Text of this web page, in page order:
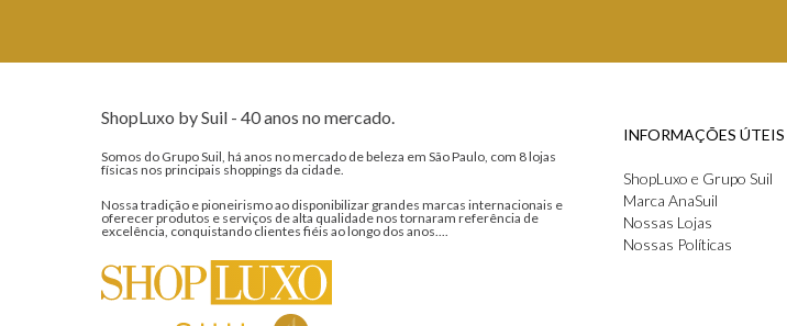
ShopLuxo by Suil - 40 anos no mercado.
Somos do Grupo Suil, há anos no mercado de beleza em São Paulo, com 8 lojas
físicas nos principais shoppings da cidade.
Nossa tradição e pioneirismo ao disponibilizar grandes marcas internacionais e
oferecer produtos e serviços de alta qualidade nos tornaram referência de
excelência, conquistando clientes fiéis ao longo dos anos....
INFORMAÇÕES ÚTEIS
ShopLuxo e Grupo Suil
Marca AnaSuil
Nossas Lojas
Nossas Políticas